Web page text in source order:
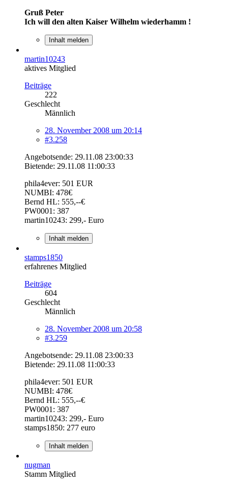
Gruß Peter
Ich will den alten Kaiser Wilhelm wiederhamm !
Inhalt melden
martin10243
aktives Mitglied
Beiträge
222
Geschlecht
Männlich
28. November 2008 um 20:14
#3.258
Angebotsende: 29.11.08 23:00:33
Bietende: 29.11.08 11:00:33
phila4ever: 501 EUR
NUMBI: 478€
Bernd HL: 555,--€
PW0001: 387
martin10243: 299,- Euro
Inhalt melden
stamps1850
erfahrenes Mitglied
Beiträge
604
Geschlecht
Männlich
28. November 2008 um 20:58
#3.259
Angebotsende: 29.11.08 23:00:33
Bietende: 29.11.08 11:00:33
phila4ever: 501 EUR
NUMBI: 478€
Bernd HL: 555,--€
PW0001: 387
martin10243: 299,- Euro
stamps1850: 277 euro
Inhalt melden
nugman
Stamm Mitglied